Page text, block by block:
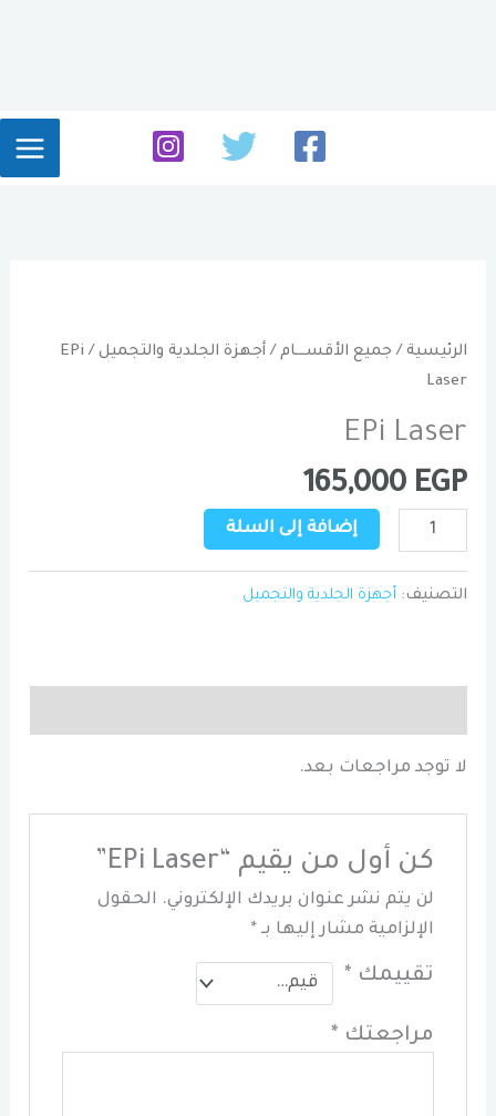
الرئيسية /جميع الأقســـام / أجهزة الجلدية والتجميل
/ EPi
Laser
EPi Laser
165,000 EGP
كمية
EPi
إضافة إلى السلة
التصنيف: أجهزة الجلدية والتجميل
لا توجد مراجعات بعد.
كن أول من يقيم “EPi Laser”
لن يتم نشر عنوان بريدك الإلكتروني. الحقول
الإلزامية مشار إليها بـ *
تقييمك *
مراجعتك *